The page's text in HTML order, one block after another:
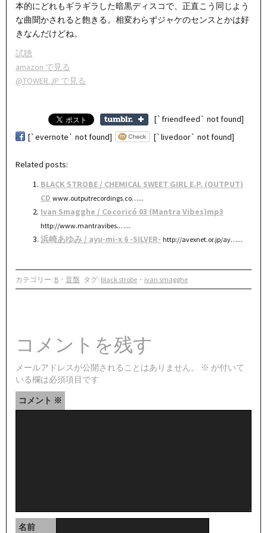
本的にどれもギラギラした暗黒ディスコで、正直こう同じよう
な曲聞かされると飽きる。相変わらずジャケのセンスとかは好
きなんだけどね。
試聴
amazon で見る
@TOWER.JP で見る
[`friendfeed` not found]
[`evernote` not found]
[`livedoor` not found]
Related posts:
BLACK STROBE / CHEMICAL SWEET GIRL E.P. (OUTPUT)
CD www.outputrecordings.co…...
Ivan Smagghe / Cocoricó 03 (Mantra Vibes)mp3
http://www.mantravibes.…...
浜崎あゆみ / ayu-mi-x 6 -SILVER- http://avexnet.or.jp/ay…...
カテゴリー: B ・ 音盤 タグ: black strobe ・ ivan smagghe
コメントを残す
メールアドレスが公開されることはありません。 ※ が付いて
いる欄は必須項目です
コメント ※
名前